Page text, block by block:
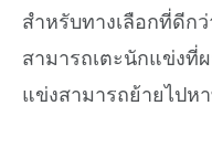
สำหรับทางเลือกที่ดีก
สามารถเตะนักแข่งที่
แข่งสามารถย้ายไปห